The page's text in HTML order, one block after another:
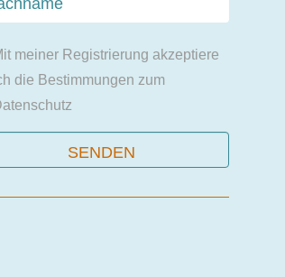
meiner Registrierung akzeptiere
die Bestimmungen zum